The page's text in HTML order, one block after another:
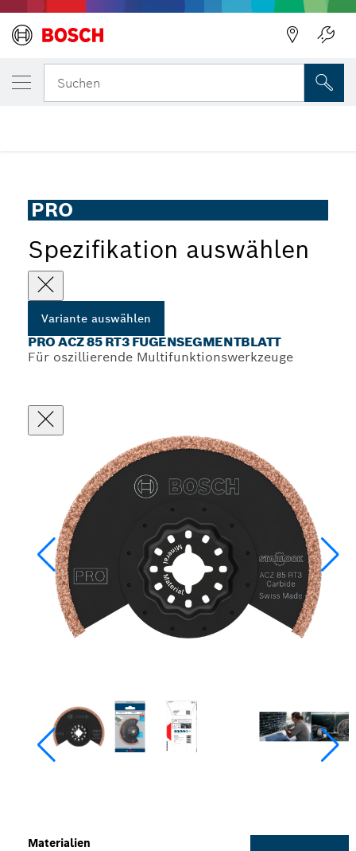
Suchen
PRO
Spezifikation auswählen
Variante auswählen
PRO ACZ 85 RT3 FUGENSEGMENTBLATT
Für oszillierende Multifunktionswerkzeuge
Materialien
DEINE AUSGEWÄHLTE VARIANTE
PRO ACZ 85 RT3 Fugensegmentblatt